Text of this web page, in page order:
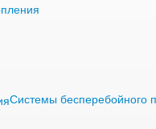
Системы бесперебойного